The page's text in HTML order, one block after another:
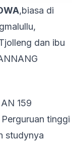
,biasa di
dan ibu
159
tinggi
studynya